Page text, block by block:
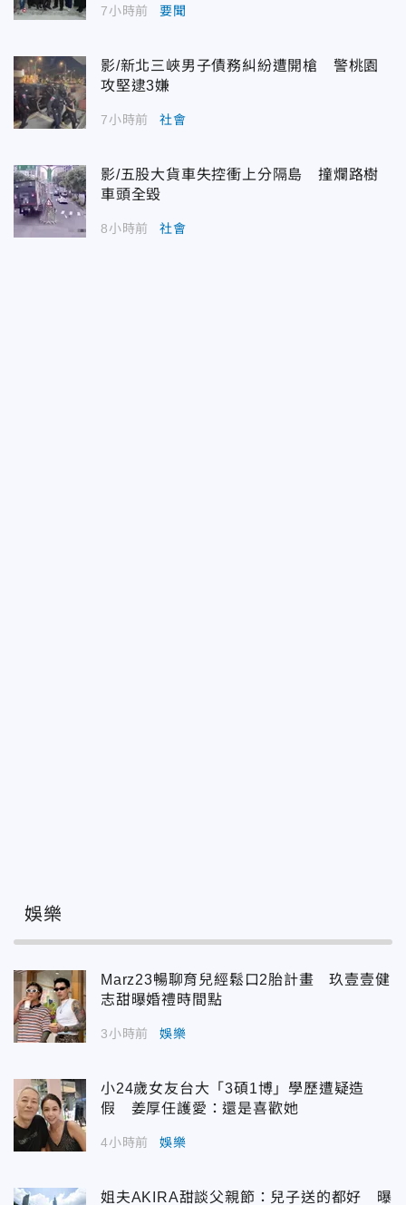
7小時前 要聞
影/新北三峽男子債務糾紛遭開槍 警桃園
攻堅逮3嫌
7小時前 社會
影/五股大貨車失控衝上分隔島 撞爛路樹
車頭全毀
8小時前 社會
娛樂
Marz23暢聊育兒經鬆口2胎計畫 玖壹壹健
志甜曝婚禮時間點
3小時前 娛樂
小24歲女友台大「3碩1博」學歷遭疑造
假 姜厚任護愛：還是喜歡她
4小時前 娛樂
姐夫AKIRA甜談父親節：兒子送的都好 曝